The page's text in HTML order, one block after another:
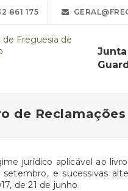
861 175
de Reclamações
jurídico aplicável ao
setembro, e sucessivas
de 21 de junho.